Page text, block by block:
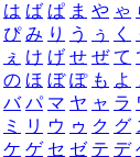
は ば ぱ ま や ゃ
ぴ み り う ぅ く
ぇ け げ せ ぜ て
の ほ ぼ ぽ も よ
バ パ マ ヤ ャ ラ
ミ リ ウ ゥ ク グ
ケ ゲ セ ゼ テ デ